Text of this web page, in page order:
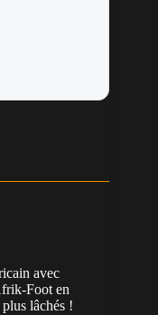
avec
Foot en
lâchés !